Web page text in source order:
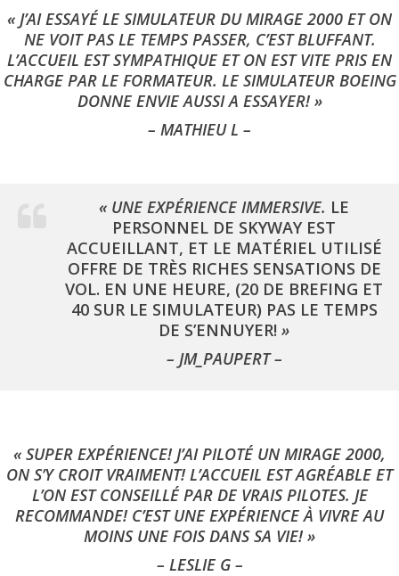
« J’AI ESSAYÉ LE SIMULATEUR DU MIRAGE 2000 ET ON
NE VOIT PAS LE TEMPS PASSER, C’EST BLUFFANT.
L’ACCUEIL EST SYMPATHIQUE ET ON EST VITE PRIS EN
CHARGE PAR LE FORMATEUR. LE SIMULATEUR BOEING
DONNE ENVIE AUSSI A ESSAYER! »
– MATHIEU L –
« UNE EXPÉRIENCE IMMERSIVE. LE
PERSONNEL DE SKYWAY EST
ACCUEILLANT, ET LE MATÉRIEL UTILISÉ
OFFRE DE TRÈS RICHES SENSATIONS DE
VOL. EN UNE HEURE, (20 DE BREFING ET
40 SUR LE SIMULATEUR) PAS LE TEMPS
DE S’ENNUYER! »
– JM_PAUPERT –
« SUPER EXPÉRIENCE! J’AI PILOTÉ UN MIRAGE 2000,
ON S’Y CROIT VRAIMENT! L’ACCUEIL EST AGRÉABLE ET
L’ON EST CONSEILLÉ PAR DE VRAIS PILOTES. JE
RECOMMANDE! C’EST UNE EXPÉRIENCE À VIVRE AU
MOINS UNE FOIS DANS SA VIE! »
– LESLIE G –